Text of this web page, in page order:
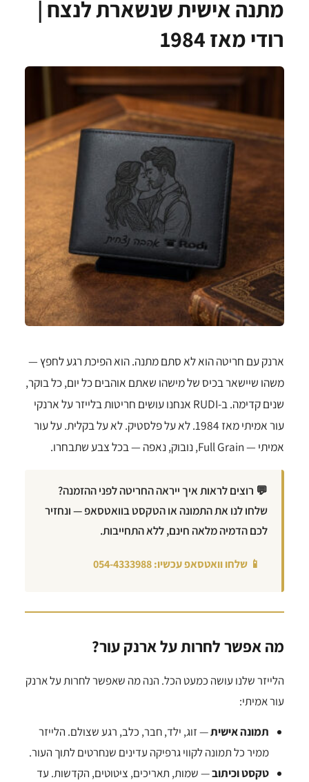
מתנה אישית שנשארת לנצח |
רודי מאז 1984
ארנק עם חריטה הוא לא סתם מתנה. הוא הפיכת רגע לחפץ —
משהו שיישאר בכיס של מישהו שאתם אוהבים כל יום, כל בוקר,
שנים קדימה. ב-RUDI אנחנו עושים חריטות בלייזר על ארנקי
עור אמיתי מאז 1984. לא על פלסטיק. לא על בקלית. על עור
אמיתי — Full Grain, נובוק, נאפה — בכל צבע שתבחרו.
💬 רוצים לראות איך ייראה החריטה לפני ההזמנה?
שלחו לנו את התמונה או הטקסט בוואטסאפ — ונחזיר
לכם הדמיה מלאה חינם, ללא התחייבות.
📱 שלחו וואטסאפ עכשיו: 054-4333988
מה אפשר לחרות על ארנק עור?
הלייזר שלנו עושה כמעט הכל. הנה מה שאפשר לחרות על ארנק
עור אמיתי:
תמונה אישית— זוג, ילד, חבר, כלב, רגע שצולם. הלייזר
ממיר כל תמונה לקווי גרפיקה עדינים שנחרטים לתוך העור.
טקסט וכיתוב— שמות, תאריכים, ציטוטים, הקדשות. עד